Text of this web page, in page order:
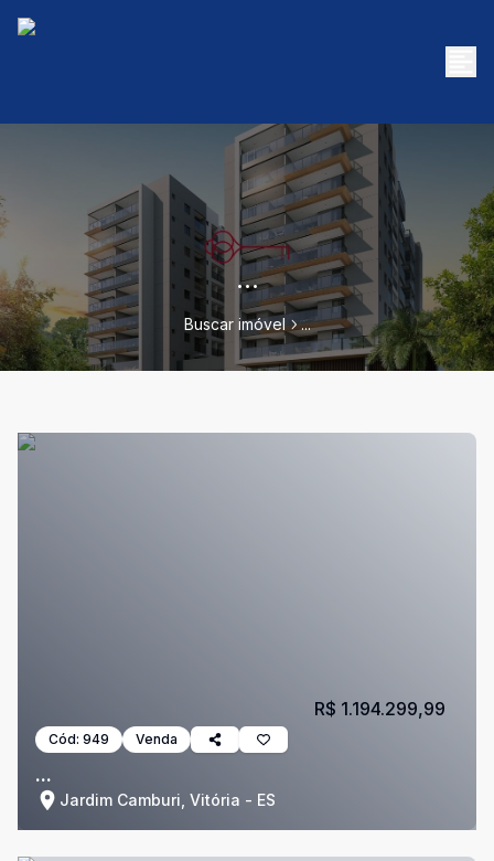
...
Buscar imóvel ...
Cód: 949 Venda
...
Jardim Camburi, Vitória - ES
R$ 1.194.299,99